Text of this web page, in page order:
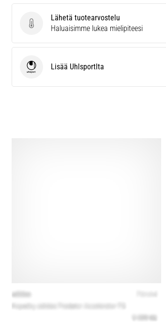
Lähetä tuotearvostelu
Lähetä tuotearvostelu
Haluaisimme lukea mielipiteesi
UhlsportLisää Uhlsportlta